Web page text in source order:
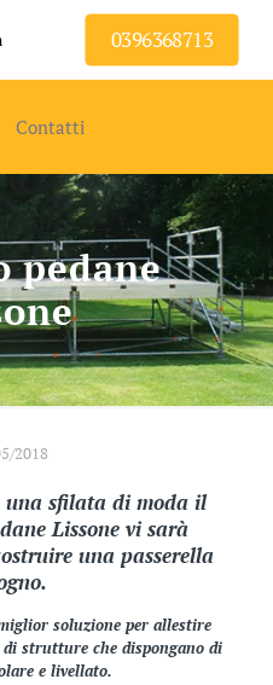
0396368713
Contatti
pedane
2018
una sfilata di moda il
Lissone vi sarà
una passerella
soluzione per allestire
strutture che dispongano di
e livellato.